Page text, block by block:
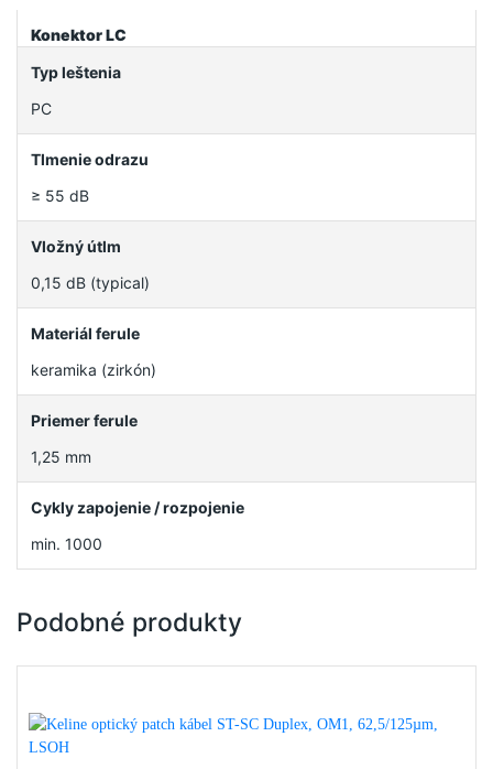
Konektor LC
Typ leštenia
PC
Tlmenie odrazu
≥ 55 dB
Vložný útlm
0,15 dB (typical)
Materiál ferule
keramika (zirkón)
Priemer ferule
1,25 mm
Cykly zapojenie / rozpojenie
min. 1000
Podobné produkty